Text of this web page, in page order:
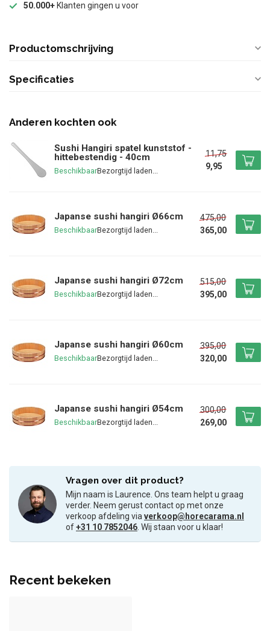
50.000+ Klanten gingen u voor
Productomschrijving
Specificaties
Anderen kochten ook
Sushi Hangiri spatel kunststof -
hittebestendig - 40cm
Beschikbaar
11,75
9,95
Japanse sushi hangiri Ø66cm
Beschikbaar
475,00
365,00
Japanse sushi hangiri Ø72cm
Beschikbaar
515,00
395,00
Japanse sushi hangiri Ø60cm
Beschikbaar
395,00
320,00
Japanse sushi hangiri Ø54cm
Beschikbaar
300,00
269,00
Vragen over dit product?
Mijn naam is Laurence. Ons team helpt u graag
verder. Neem gerust contact op met onze
verkoop afdeling viaverkoop@horecarama.nl
of+31 10 7852046. Wij staan voor u klaar!
Recent bekeken